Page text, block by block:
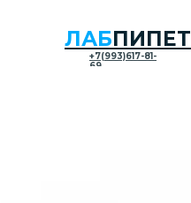
ЛАБПИПЕТ
+7(993)617-81-
69